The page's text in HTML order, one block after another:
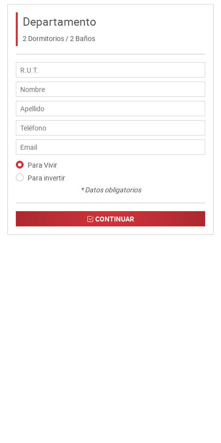
Departamento
2 Dormitorios / 2 Baños
Para Vivir
Para invertir
* Datos obligatorios
CONTINUAR